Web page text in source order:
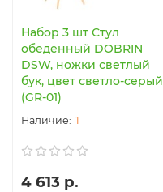
Набор 3 шт Стул
обеденный DOBRIN
DSW, ножки светлый
бук, цвет светло-серый
(GR-01)
1
4 613 р.